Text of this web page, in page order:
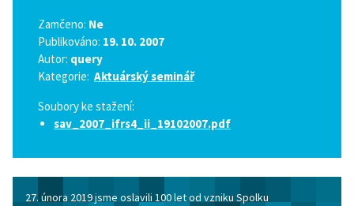
Zamčeno: Ne
Publikováno: 19. 10. 2007
Autor: query
Kategorie: Aktuárský seminář
Soubory ke stažení:
sav_2007_ifrs4_ii_19102007.pdf
27. února 2019 jsme oslavili 100 let od vzniku Spolku